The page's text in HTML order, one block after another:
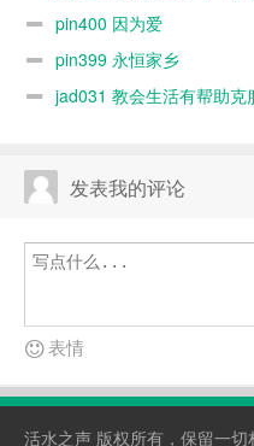
pin400 因为爱
pin399 永恒家乡
jad031 教会生活有帮助克
发表我的评论
表情
活水之声 版权所有，保留一切